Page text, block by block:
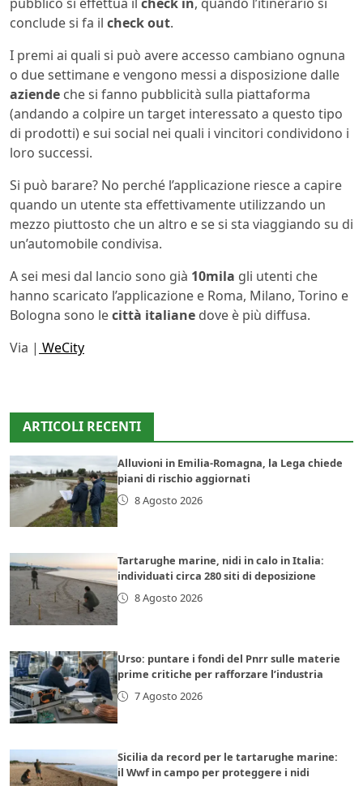
conclude si fa il check out.
I premi ai quali si può avere accesso cambiano ognuna
o due settimane e vengono messi a disposizione dalle
aziende che si fanno pubblicità sulla piattaforma
(andando a colpire un target interessato a questo tipo
di prodotti) e sui social nei quali i vincitori condividono i
loro successi.
Si può barare? No perché l’applicazione riesce a capire
quando un utente sta effettivamente utilizzando un
mezzo piuttosto che un altro e se si sta viaggiando su di
un’automobile condivisa.
A sei mesi dal lancio sono già 10mila gli utenti che
hanno scaricato l’applicazione e Roma, Milano, Torino e
Bologna sono lecittà italiane dove è più diffusa.
Via | WeCity
ARTICOLI RECENTI
Alluvioni in Emilia-Romagna, la Lega chiede
piani di rischio aggiornati
8 Agosto 2026
Tartarughe marine, nidi in calo in Italia:
individuati circa 280 siti di deposizione
8 Agosto 2026
Urso: puntare i fondi del Pnrr sulle materie
prime critiche per rafforzare l’industria
7 Agosto 2026
Sicilia da record per le tartarughe marine:
il Wwf in campo per proteggere i nidi